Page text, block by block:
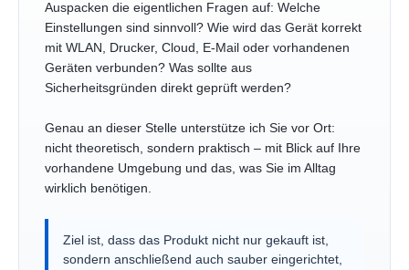
Auspacken die eigentlichen Fragen auf: Welche
Einstellungen sind sinnvoll? Wie wird das Gerät korrekt
mit WLAN, Drucker, Cloud, E-Mail oder vorhandenen
Geräten verbunden? Was sollte aus
Sicherheitsgründen direkt geprüft werden?
Genau an dieser Stelle unterstütze ich Sie vor Ort:
nicht theoretisch, sondern praktisch – mit Blick auf Ihre
vorhandene Umgebung und das, was Sie im Alltag
wirklich benötigen.
Ziel ist, dass das Produkt nicht nur gekauft ist,
sondern anschließend auch sauber eingerichtet,